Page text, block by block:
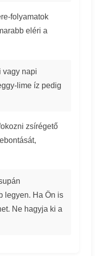
folyamatok
eléri a
vagy napi
lime íz pedig
zsírégető
legyen. Ha Ön is
Ne hagyja ki a